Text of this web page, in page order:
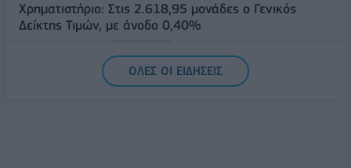
Χρηματιστήριο: Στις 2.618,95 μονάδες ο Γενικός
Δείκτης Τιμών, με άνοδο 0,40%
ΟΛΕΣ ΟΙ ΕΙΔΗΣΕΙΣ